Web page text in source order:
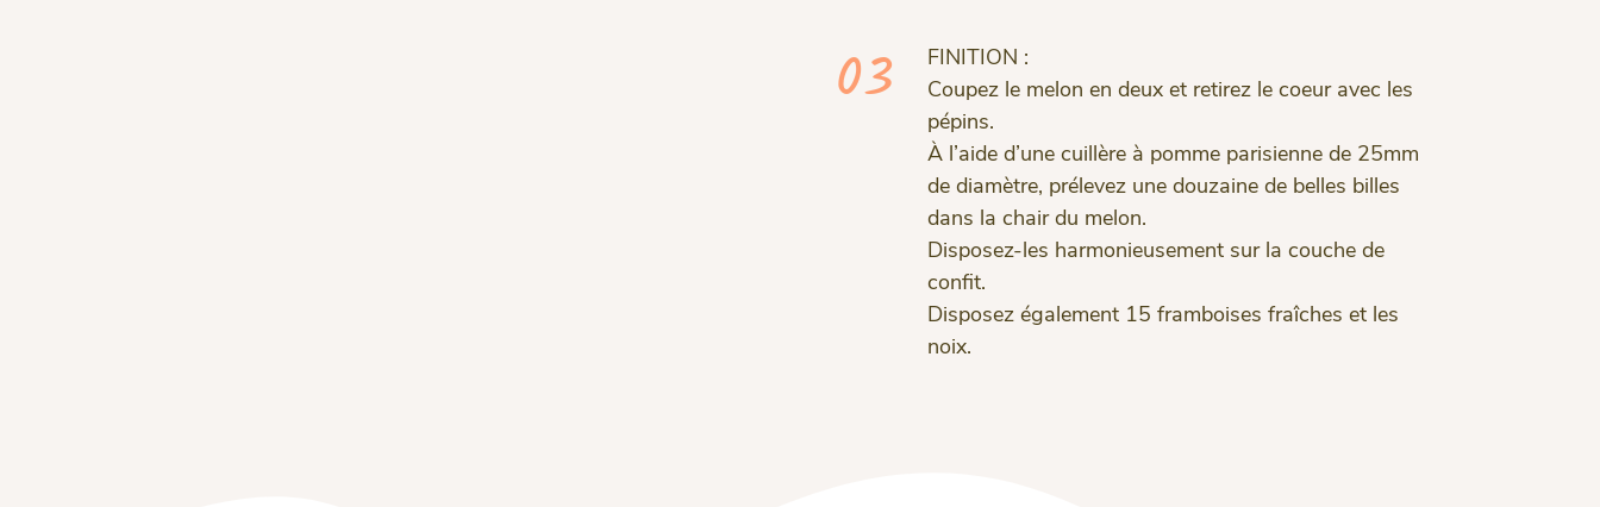
03
FINITION :
Coupez le melon en deux et retirez le coeur avec les
pépins.
À l’aide d’une cuillère à pomme parisienne de 25mm
de diamètre, prélevez une douzaine de belles billes
dans la chair du melon.
Disposez-les harmonieusement sur la couche de
confit.
Disposez également 15 framboises fraîches et les
noix.